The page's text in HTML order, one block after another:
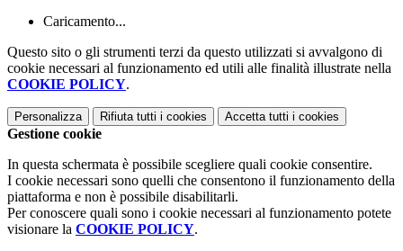
Caricamento...
Questo sito o gli strumenti terzi da questo utilizzati si avvalgono di
cookie necessari al funzionamento ed utili alle finalità illustrate nella
COOKIE POLICY.
Personalizza Rifiuta tutti i cookies Accetta tutti i cookies
Gestione cookie
In questa schermata è possibile scegliere quali cookie consentire.
I cookie necessari sono quelli che consentono il funzionamento della
piattaforma e non è possibile disabilitarli.
Per conoscere quali sono i cookie necessari al funzionamento potete
visionare la COOKIE POLICY.